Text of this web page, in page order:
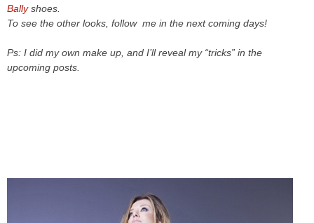
Ballyshoes.
To see the other looks, follow me in the next coming days!
Ps: I did my own make up, and I’ll reveal my “tricks” in the
upcoming posts.